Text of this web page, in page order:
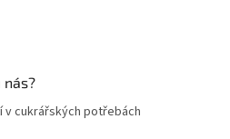
nás?
v cukrářských potřebách